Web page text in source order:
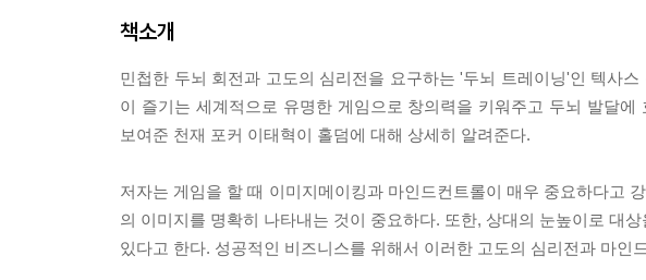
책소개
민첩한 두뇌 회전과 고도의 심리전을 요구하는 '두뇌 트레이닝'인 텍사
이 즐기는 세계적으로 유명한 게임으로 창의력을 키워주고 두뇌 발달
보여준 천재 포커 이태혁이 홀덤에 대해 상세히 알려준다.
저자는 게임을 할 때 이미지메이킹과 마인드컨트롤이 매우 중요하다고
의 이미지를 명확히 나타내는 것이 중요하다. 또한, 상대의 눈높이로 대
있다고 한다. 성공적인 비즈니스를 위해서 이러한 고도의 심리전과 마인